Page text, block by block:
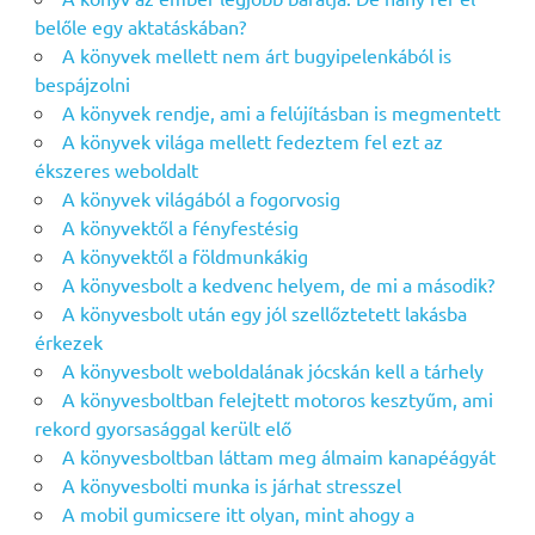
belőle egy aktatáskában?
A könyvek mellett nem árt bugyipelenkából is
bespájzolni
A könyvek rendje, ami a felújításban is megmentett
A könyvek világa mellett fedeztem fel ezt az
ékszeres weboldalt
A könyvek világából a fogorvosig
A könyvektől a fényfestésig
A könyvektől a földmunkákig
A könyvesbolt a kedvenc helyem, de mi a második?
A könyvesbolt után egy jól szellőztetett lakásba
érkezek
A könyvesbolt weboldalának jócskán kell a tárhely
A könyvesboltban felejtett motoros kesztyűm, ami
rekord gyorsasággal került elő
A könyvesboltban láttam meg álmaim kanapéágyát
A könyvesbolti munka is járhat stresszel
A mobil gumicsere itt olyan, mint ahogy a